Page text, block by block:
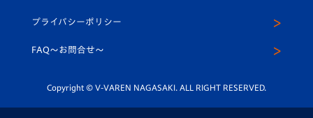
平和祈念活動
ホームタウン活動
スクール
公式LINE＠
プライバシーポリシー
FAQ〜お問合せ〜
Copyright © V-VAREN NAGASAKI. ALL RIGHT RESERVED.